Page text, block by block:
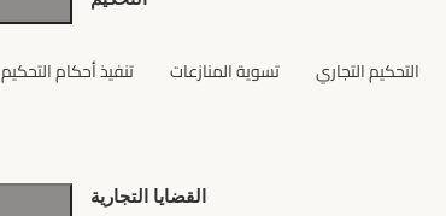
التحكيم التجاري تسوية المنازعات تنفيذ أحكام التحكيم
القضايا التجارية